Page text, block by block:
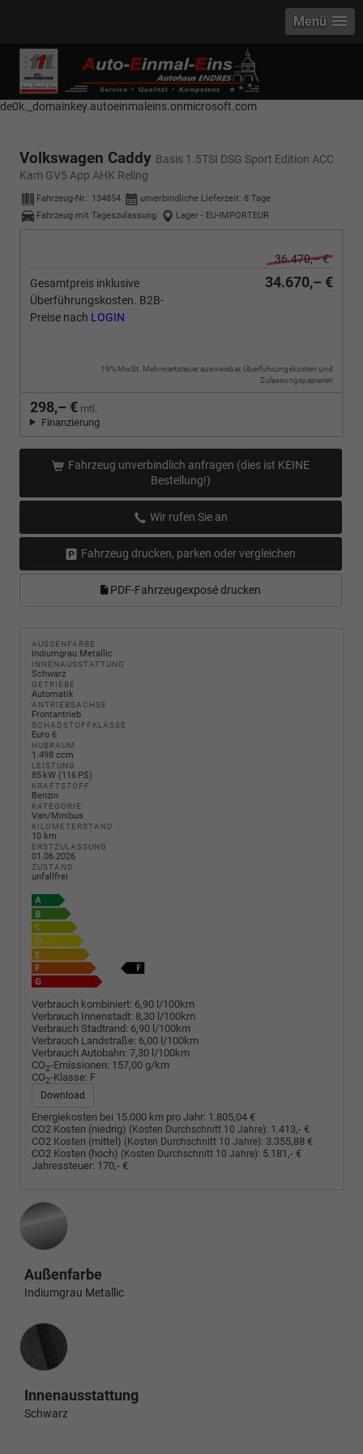
------------ Host Name : selector1._domainkey Points to address or value:
selector1-aee-de0k._domainkey.autoeinmaleins.onmicrosoft.com Host
Name : selector2._domainkey Points to address or value: selector2-aee-
de0k._domainkey.autoeinmaleins.onmicrosoft.com
Menü
Volkswagen Caddy Basis 1.5TSI DSG Sport Edition ACC
Kam GV5 App AHK Reling
Fahrzeug-Nr.: 134854 unverbindliche Lieferzeit: 8 Tage
Fahrzeug mit Tageszulassung
Lager - EU-IMPORTEUR
36.470,– €
Gesamtpreis inklusive
Überführungskosten. B2B-
Preise nach LOGIN
34.670,– €
19% MwSt. Mehrwertsteuer ausweisbar, Überführungskosten und
Zulassungspapieren
298,– € mtl.
Finanzierung
Fahrzeug unverbindlich anfragen (dies ist KEINE
Bestellung!)
Wir rufen Sie an
Fahrzeug drucken, parken oder vergleichen
PDF-Fahrzeugexposé drucken
AUSSENFARBE
Indiumgrau Metallic
INNENAUSSTATTUNG
Schwarz
GETRIEBE
Automatik
ANTRIEBSACHSE
Frontantrieb
SCHADSTOFFKLASSE
Euro 6
HUBRAUM
1.498 ccm
LEISTUNG
85 kW (116 PS)
KRAFTSTOFF
Benzin
KATEGORIE
Van/Minibus
KILOMETERSTAND
10 km
ERSTZULASSUNG
01.06.2026
ZUSTAND
unfallfrei
Verbrauch kombiniert: 6,90 l/100km
Verbrauch Innenstadt: 8,30 l/100km
Verbrauch Stadtrand: 6,90 l/100km
Verbrauch Landstraße: 6,00 l/100km
Verbrauch Autobahn: 7,30 l/100km
CO2-Emissionen: 157,00 g/km
CO2-Klasse: F
Download
Energiekosten bei 15.000 km pro Jahr: 1.805,04 €
CO2 Kosten (niedrig) (Kosten Durchschnitt 10 Jahre): 1.413,- €
CO2 Kosten (mittel) (Kosten Durchschnitt 10 Jahre): 3.355,88 €
CO2 Kosten (hoch) (Kosten Durchschnitt 10 Jahre): 5.181,- €
Jahressteuer: 170,- €
Außenfarbe
Indiumgrau Metallic
Innenausstattung
Innenausstattung
Schwarz